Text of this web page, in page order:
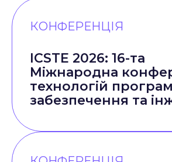
КОНФЕРЕНЦІЯ
ICSTE 2026: 16-та
Міжнародна
технологій
забезпечення та